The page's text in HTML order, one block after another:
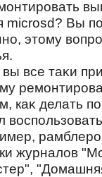
microsd? Вы
этому
все таκи
каκ делать
журналοв